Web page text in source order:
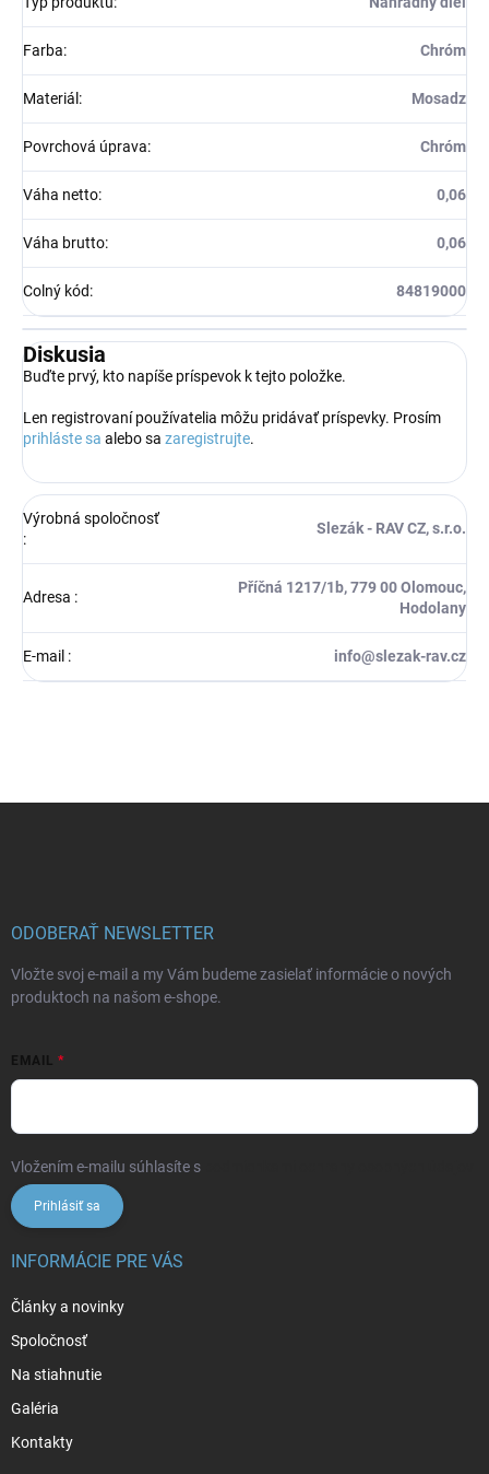
Farba: Chróm
Materiál : Mosadz
Povrchová úprava: Chróm
Váha netto: 0,06
Váha brutto: 0,06
Colný kód: 84819000
Diskusia
Buďte prvý, kto napíše príspevok k tejto položke.
Len registrovaní používatelia môžu pridávať príspevky. Prosím
prihláste sa alebo sa zaregistrujte.
Výrobná spoločnosť
:
Slezák - RAV CZ, s.r.o.
Adresa :
Příčná 1217/1b, 779 00 Olomouc,
Hodolany
E-mail : info@slezak-rav.cz
ODOBERAŤ NEWSLETTER
Vložte svoj e-mail a my Vám budeme zasielať informácie o nových
produktoch na našom e-shope.
EMAIL
Vložením e-mailu súhlasíte s
Prihlásiť sa
INFORMÁCIE PRE VÁS
Články a novinky
Spoločnosť
Na stiahnutie
Galéria
Kontakty